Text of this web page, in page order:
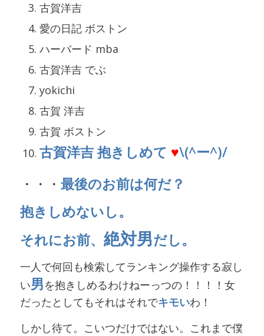
古賀洋吉
愛の日記 ボストン
ハーバード mba
古賀洋吉 でぶ
yokichi
古賀 洋吉
古賀 ボストン
古賀洋吉 抱きしめて ♥\(^ー^)/
・・・ 最後のお前は何だ？
抱きしめないし。
それにお前、 絶対男だし。
一人で何回も検索してランキング操作する寂し
い男を抱きしめるわけねーっつの！！！！女
だったとしてもそれはそれでキモいわ！
しかし待て。こいつだけではない。これまで僕